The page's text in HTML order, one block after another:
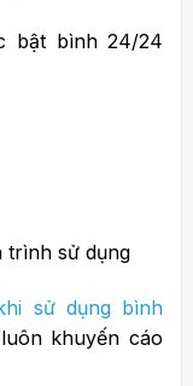
bật bình 24/24
trình sử dụng
sử dụng bình
khuyến cáo